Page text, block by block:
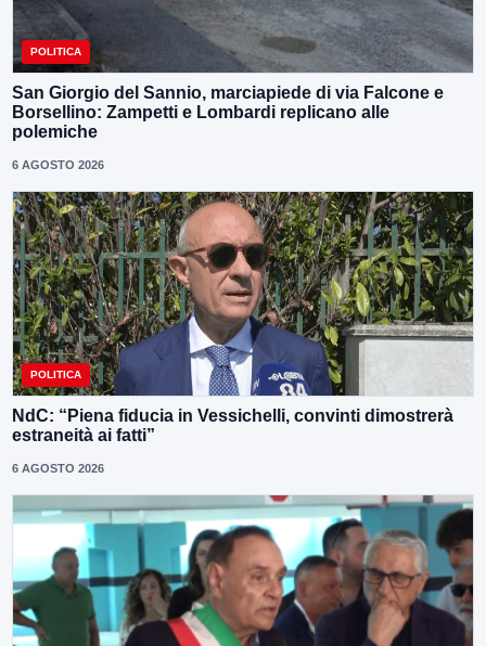
POLITICA
San Giorgio del Sannio, marciapiede di via Falcone e
Borsellino: Zampetti e Lombardi replicano alle
polemiche
6 AGOSTO 2026
POLITICA
NdC: “Piena fiducia in Vessichelli, convinti dimostrerà
estraneità ai fatti”
6 AGOSTO 2026